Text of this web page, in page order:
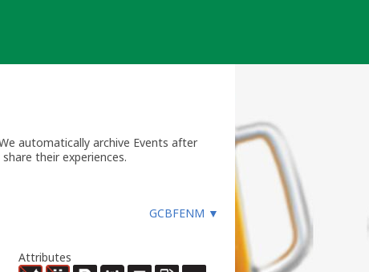
automatically archive Events after
their experiences.
GCBFENM ▼
Attributes